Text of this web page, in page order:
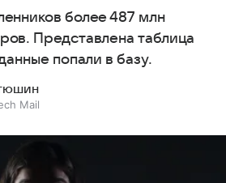
более 487 млн
Представлена таблица
попали в базу.
Mail